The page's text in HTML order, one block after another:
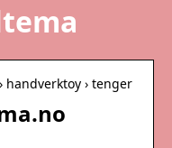
handverktoy › tenger